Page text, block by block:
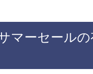
マーセール